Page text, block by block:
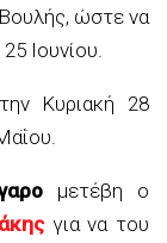
ώστε να
Ιουνίου.
Κυριακή 28
μετέβη ο
για να του